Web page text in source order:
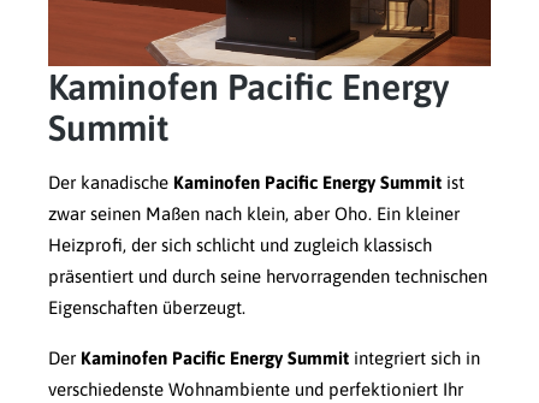
Kaminofen Pacific Energy
Summit
Der kanadische Kaminofen Pacific Energy Summit ist
zwar seinen Maßen nach klein, aber Oho. Ein kleiner
Heizprofi, der sich schlicht und zugleich klassisch
präsentiert und durch seine hervorragenden technischen
Eigenschaften überzeugt.
Der Kaminofen Pacific Energy Summit integriert sich in
verschiedenste Wohnambiente und perfektioniert Ihr